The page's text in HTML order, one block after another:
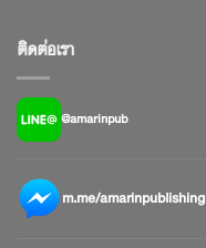
ติดต่อเรา
@amarinpub
m.me/amarinpublishing